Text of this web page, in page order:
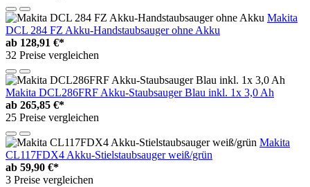
Makita
DCL 284 FZ Akku-Handstaubsauger ohne Akku
ab 128,91 €*
32 Preise vergleichen
Makita DCL286FRF Akku-Staubsauger Blau inkl. 1x 3,0 Ah
ab 265,85 €*
25 Preise vergleichen
Makita
CL117FDX4 Akku-Stielstaubsauger weiß/grün
ab 59,90 €*
3 Preise vergleichen